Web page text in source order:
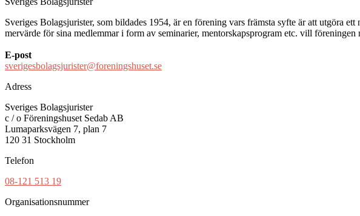
Sveriges Bolagsjurister, som bildades 1954, är en förening vars främsta syfte är att utgöra
mervärde för sina medlemmar i form av seminarier, mentorskapsprogram etc. vill
E-post
sverigesbolagsjurister@foreningshuset.se
Adress
Sveriges Bolagsjurister
c / o Föreningshuset Sedab AB
Lumaparksvägen 7, plan 7
120 31 Stockholm
Telefon
08-121 513 19
Organisationsnummer